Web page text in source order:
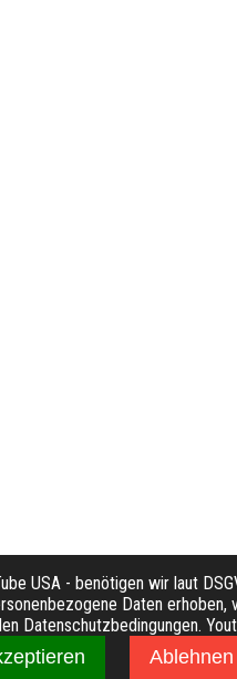
USA - benötigen wir laut
Daten
Datenschutzbedingungen.
Ablehnen